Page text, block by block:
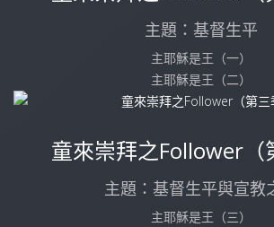
主題：基督生平
主耶穌是王（一）
主耶穌是王（二）
童來崇拜之Follower（
主題：基督生平與宣教
主耶穌是王（三）